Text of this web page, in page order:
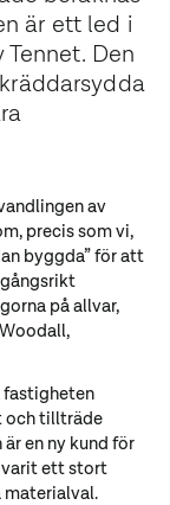
är ett led i
Den
av
precis som vi,
byggda” för att
på allvar,
fastigheten
och tillträde
en ny kund för
varit ett stort
materialval.